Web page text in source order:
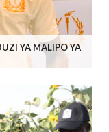
YA MALIPO YA